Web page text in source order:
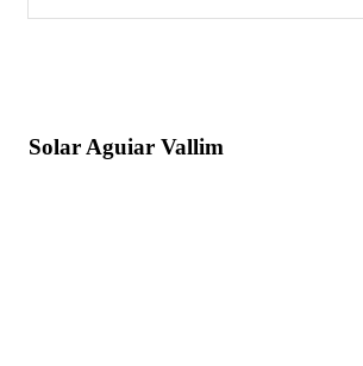
Solar Aguiar Vallim